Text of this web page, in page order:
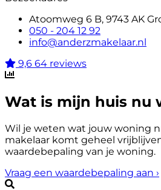
Atoomweg 6 B, 9743 AK
050 - 204 12 92
info@anderzmakelaar.nl
9,6 64 reviews
Wat is mijn huis nu
Wil je weten wat jouw woning
makelaar komt geheel
waardebepaling van je woning.
Vraag een waardebepaling aan ›